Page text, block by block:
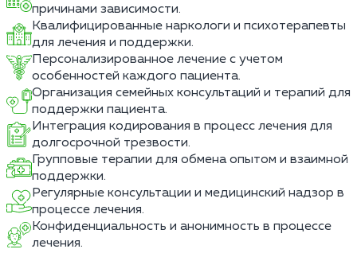
причинами зависимости.
Квалифицированные наркологи и психотерапевты
для лечения и поддержки.
Персонализированное лечение с учетом
особенностей каждого пациента.
Организация семейных консультаций и терапий для
поддержки пациента.
Интеграция кодирования в процесс лечения для
долгосрочной трезвости.
Групповые терапии для обмена опытом и взаимной
поддержки.
Регулярные консультации и медицинский надзор в
процессе лечения.
Конфиденциальность и анонимность в процессе
лечения.